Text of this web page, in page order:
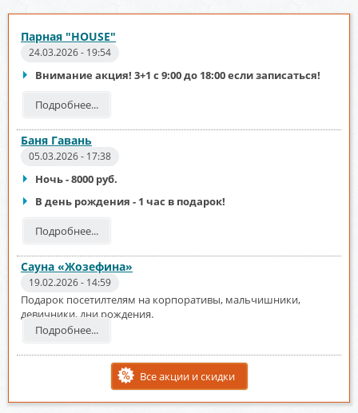
Парная "HOUSE"
24.03.2026 - 19:54
Внимание акция! 3+1 с 9:00 до 18:00 если записаться!
Подробнее...
Баня Гавань
05.03.2026 - 17:38
Ночь - 8000 руб.
В день рождения - 1 час в подарок!
Подробнее...
Сауна «Жозефина»
19.02.2026 - 14:59
Подарок посетилтелям на корпоративы, мальчишники,
девичники, дни рождения.
Подробнее...
Все акции и скидки